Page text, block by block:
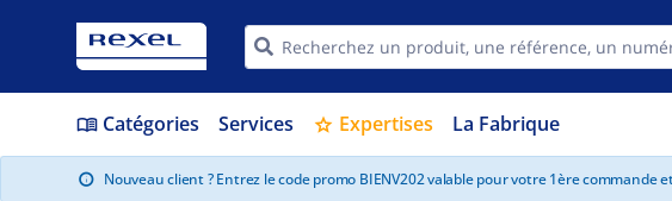
menu_book Catégories Services star Expertises La Fabrique
info Nouveau client ? Entrez le code promo BIENV202 valable pour votre 1ère commande